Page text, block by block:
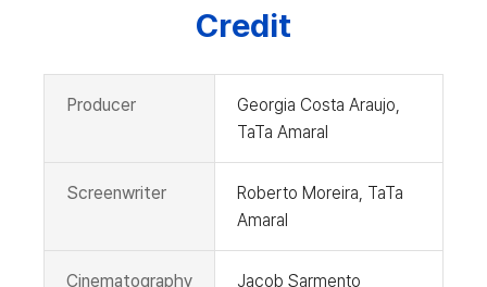
Credit
Producer
Georgia Costa Araujo,
TaTa Amaral
Screenwriter
Roberto Moreira, TaTa
Amaral
Cinematography
Jacob Sarmento